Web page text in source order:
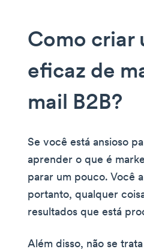
Como criar
eficaz de
mail B2B?
Se você está ansioso
aprender o que é
parar um pouco. Você
portanto, qualquer
resultados que está
Além disso, não se